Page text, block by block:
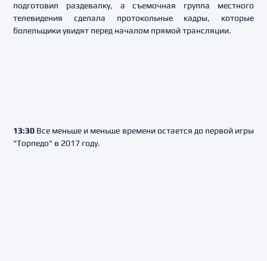
подготовил раздевалку, а съемочная группа местного
телевидения сделала протокольные кадры, которые
болельщики увидят перед началом прямой трансляции.
13:30 Все меньше и меньше времени остается до первой игры
"Торпедо" в 2017 году.